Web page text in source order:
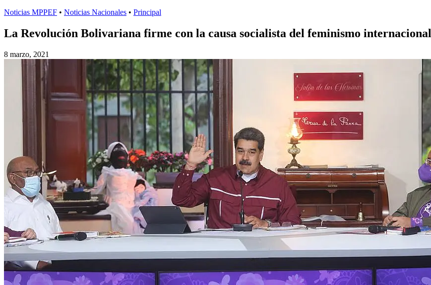
Noticias MPPEF • Noticias Nacionales • Principal
La Revolución Bolivariana firme con la causa socialista del feminismo internacional
8 marzo, 2021